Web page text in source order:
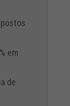
em
de